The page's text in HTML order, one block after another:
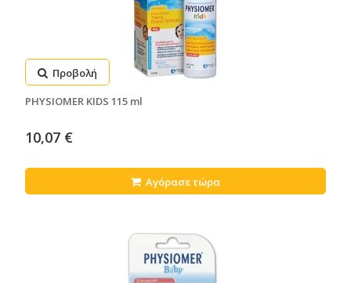
Προβολή
PHYSIOMER KIDS 115 ml
10,07 €
Αγόρασε τώρα